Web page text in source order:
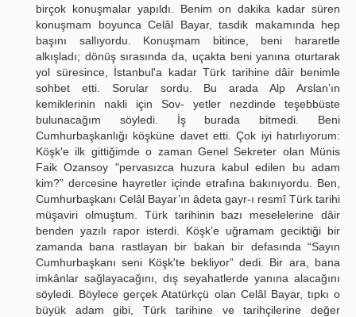
birçok konuşmalar yapıldı. Benim on dakika kadar süren
konuşmam boyunca Celâl Bayar, tasdik makamında hep
başını sallıyordu. Konuşmam bitince, beni hararetle
alkışladı; dönüş sırasında da, uçakta beni yanına oturtarak
yol süresince, İstanbul'a kadar Türk tarihine dâir benimle
sohbet etti. Sorular sordu. Bu arada Alp Arslan’ın
kemiklerinin nakli için Sov- yetler nezdinde teşebbüste
bulunacağım söyledi. İş burada bitmedi. Beni
Cumhurbaşkanlığı köşküne davet etti. Çok iyi hatırlıyorum:
Köşk'e ilk gittiğimde o zaman Genel Sekreter olan Münis
Faik Ozansoy "pervasızca huzura kabul edilen bu adam
kim?” dercesine hayretler içinde etrafına bakınıyordu. Ben,
Cumhurbaşkanı Celâl Bayar’ın âdeta gayr-ı resmî Türk tarihi
müşaviri olmuştum. Türk tarihinin bazı meselelerine dâir
benden yazılı rapor isterdi. Köşk’e uğramam geciktiği bir
zamanda bana rastlayan bir bakan bir defasında “Sayın
Cumhurbaşkanı seni Köşk'te bekliyor” dedi. Bir ara, bana
imkânlar sağlayacağını, dış seyahatlerde yanına alacağını
söyledi. Böylece gerçek Atatürkçü olan Celâl Bayar, tıpkı o
büyük adam gibi, Türk tarihine ve tarihçilerine değer